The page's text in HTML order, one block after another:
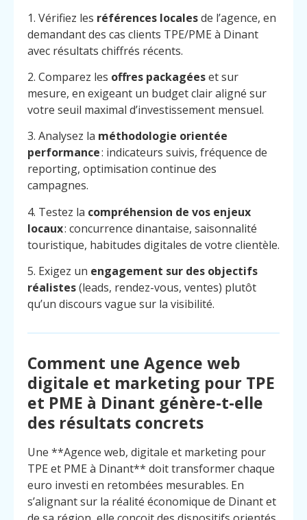
Contact
Appelez
1. Vérifiez les références localesde l’agence, en
demandant des cas clients TPE/PME à Dinant
avec résultats chiffrés récents.
2. Comparez les offres packagéeset sur
mesure, en exigeant un budget clair aligné sur
votre seuil maximal d’investissement mensuel.
3. Analysez la méthodologie orientée
performance: indicateurs suivis, fréquence de
reporting, optimisation continue des
campagnes.
4. Testez la compréhension de vos enjeux
locaux: concurrence dinantaise, saisonnalité
touristique, habitudes digitales de votre clientèle.
5. Exigez un engagement sur des objectifs
réalistes(leads, rendez-vous, ventes) plutôt
qu’un discours vague sur la visibilité.
Comment une Agence web
digitale et marketing pour TPE
et PME à Dinant génère-t-elle
des résultats concrets
Une **Agence web, digitale et marketing pour
TPE et PME à Dinant** doit transformer chaque
euro investi en retombées mesurables. En
s’alignant sur la réalité économique de Dinant et